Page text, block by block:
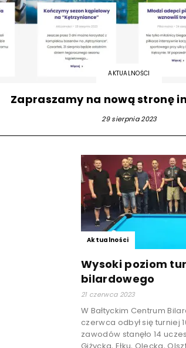
AKTUALNOŚCI
Zapraszamy na nową stronę
29 sierpnia 2023
Aktualności
Wysoki poziom
bilardowego
21 czerwca 2023
W Bałtyckim Centrum
czerwca odbył się turniej
zawodów stanęło 14
Giżycka, Ełku, Olecka,